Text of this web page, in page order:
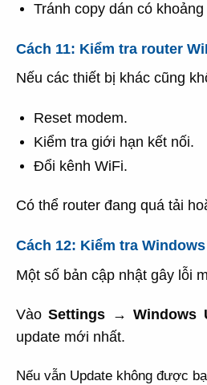
Tránh copy dán có khoảng
Cách 11: Kiểm tra router
Nếu các thiết bị khác cũng
Reset modem.
Kiểm tra giới hạn kết nối.
Đổi kênh WiFi.
Có thể router đang quá tải
Cách 12: Kiểm tra
Một số bản cập nhật gây lỗi
VàoSettings → Windows
update mới nhất.
Nếu vẫn Update không được